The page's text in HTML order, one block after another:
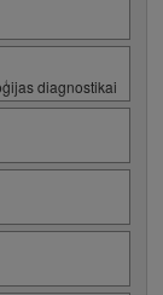
diagnostikai